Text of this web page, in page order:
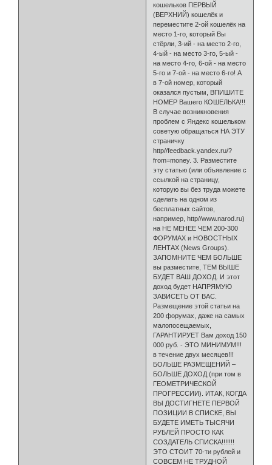
кошельков ПЕРВЫЙ
(ВЕРХНИЙ) кошелёк и
переместите 2-ой кошелёк на
место 1-го, который Вы
стёрли, 3-ий - на место 2-го,
4-ый - на место 3-го, 5-ый -
на место 4-го, 6-ой - на место
5-го и 7-ой - на место 6-го! А
в 7-ой номер, который
оказался пустым, ВПИШИТЕ
НОМЕР Вашего КОШЕЛЬКА!!!
В случае возникновения
проблем с Яндекс кошельком
советую обращаться НА ЭТУ
страничку
http//feedback.yandex.ru/?
from=money. 3. Разместите
эту статью (или объявление с
ссылкой на страницу,
которую вы без труда мо­жете
сделать на одном из
бесплатных сайтов,
например, http//www.narod.ru)
на НЕ МЕНЕЕ ЧЕМ 200-300
ФОРУМАХ и НОВОСТНЫХ
ЛЕНТАХ (News Groups).
ЗАПОМНИТЕ ЧЕМ БОЛЬШЕ
вы разместите, ТЕМ ВЫШЕ
БУДЕТ ВАШ ДОХОД. И этот
доход будет НАПРЯМУЮ
ЗАВИСЕТЬ ОТ ВАС.
Размещение этой статьи на
200 форумах, даже на самых
малопосе­щаемых,
ГАРАНТИРУЕТ Вам доход 150
000 руб. - ЭТО МИНИМУМ!!!
в тече­ние двух месяцев!!!
БОЛЬШЕ РАЗМЕЩЕНИЙ –
БОЛЬШЕ ДОХОД (при том в
ГЕОМЕТРИЧЕСКОЙ
ПРОГРЕССИИ). ИТАК, КОГДА
ВЫ ДОСТИГНЕТЕ ПЕРВОЙ
ПОЗИЦИИ В СПИСКЕ, ВЫ
БУДЕТЕ ИМЕТЬ ТЫСЯЧИ
РУБЛЕЙ ПРОСТО КАК
СОЗДАТЕЛЬ СПИСКА!!!!!!!
ЭТО СТОИТ 70-ти рублей и
СОВСЕМ НЕ ТРУДНОЙ